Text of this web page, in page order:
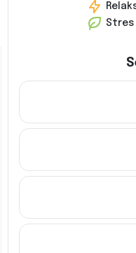
Stres